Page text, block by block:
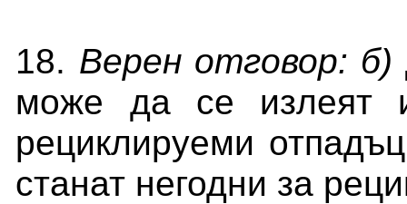
18. Верен отговор: б)
може да се излеят
рециклируеми
станат негодни за